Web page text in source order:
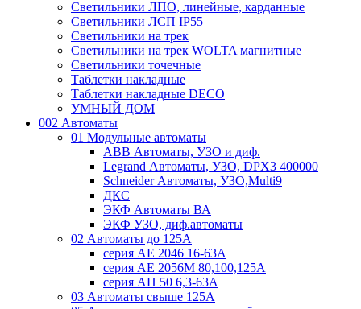
Светильники ЛПО, линейные, карданные
Светильники ЛСП IP55
Светильники на трек
Светильники на трек WOLTA магнитные
Светильники точечные
Таблетки накладные
Таблетки накладные DECO
УМНЫЙ ДОМ
002 Автоматы
01 Модульные автоматы
ABB Автоматы, УЗО и диф.
Legrand Автоматы, УЗО, DPX3 400000
Schneider Автоматы, УЗО,Multi9
ДКС
ЭКФ Автоматы ВА
ЭКФ УЗО, диф.автоматы
02 Автоматы до 125А
серия АЕ 2046 16-63А
серия АЕ 2056М 80,100,125А
серия АП 50 6,3-63А
03 Автоматы свыше 125А